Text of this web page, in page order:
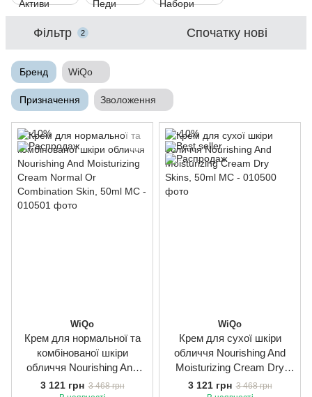
Фільтр 2 Спочатку нові
Бренд WiQo
Призначення Зволоження
WiQo
Крем для нормальної та
комбінованої шкіри
обличчя Nourishing And
Moisturizing Cream Normal
3 121 грн 3 468 грн
WiQo
Крем для сухої шкіри
обличчя Nourishing And
Moisturizing Cream Dry
Skins, 50ml
3 121 грн 3 468 грн